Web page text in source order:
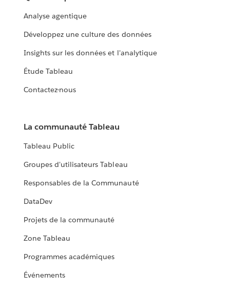
Analyse agentique
Développez une culture des données
Insights sur les données et l'analytique
Étude Tableau
Contactez-nous
La communauté Tableau
Tableau Public
Groupes d'utilisateurs Tableau
Responsables de la Communauté
DataDev
Projets de la communauté
Zone Tableau
Programmes académiques
Événements